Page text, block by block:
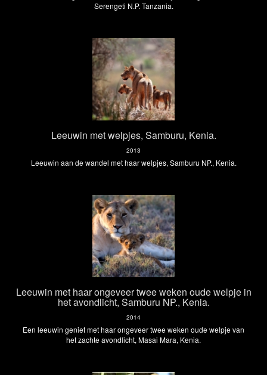
Serengeti N.P. Tanzania.
Leeuwin met welpjes, Samburu, Kenia.
2013
Leeuwin aan de wandel met haar welpjes, Samburu NP., Kenia.
Leeuwin met haar ongeveer twee weken oude welpje in
het avondlicht, Samburu NP., Kenia.
2014
Een leeuwin geniet met haar ongeveer twee weken oude welpje van
het zachte avondlicht, Masai Mara, Kenia.